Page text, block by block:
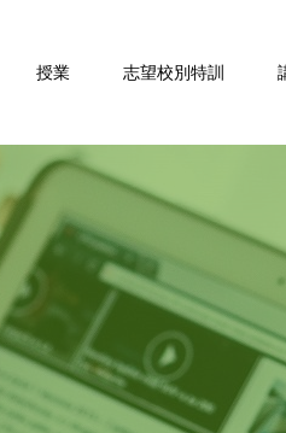
授業 志望校別特訓